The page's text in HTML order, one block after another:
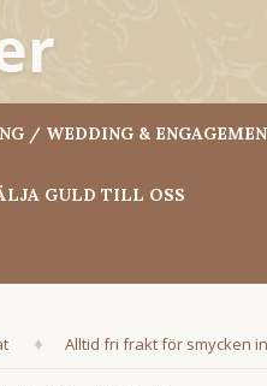
/ WEDDING &
GULD TILL OSS
Alltid fri frakt för smycken